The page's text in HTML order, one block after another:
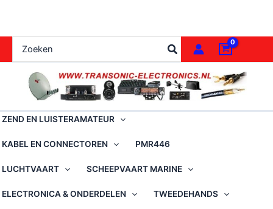
de
inhoud
naar:
ZEND EN LUISTERAMATEUR
KABEL EN CONNECTOREN PMR446
LUCHTVAART SCHEEPVAART MARINE
ELECTRONICA & ONDERDELEN TWEEDEHANDS